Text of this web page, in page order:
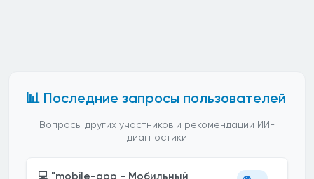
📊 Последние запросы пользователей
Вопросы других участников и рекомендации ИИ-
диагностики
💻 "mobile-app - Мобильный